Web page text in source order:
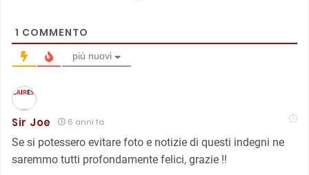
1 COMMENTO
più nuovi
Sir Joe 6 anni fa
Se si potessero evitare foto e notizie di questi indegni ne
saremmo tutti profondamente felici, grazie !!